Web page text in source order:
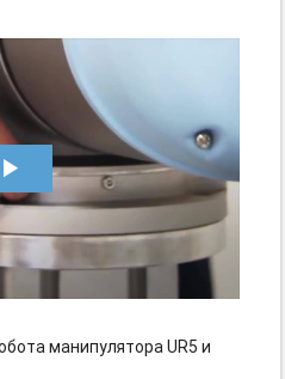
манипулятора UR5 и